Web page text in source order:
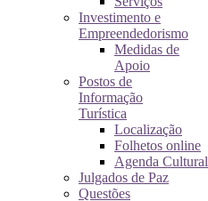
Investimento e
Empreendedorismo
Medidas de
Apoio
Postos de
Informação
Turística
Localização
Folhetos online
Agenda Cultural
Julgados de Paz
Questões